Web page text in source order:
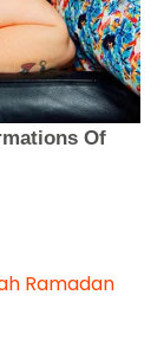
Ramadan